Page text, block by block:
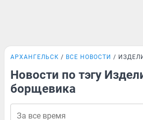
АРХАНГЕЛЬСК ВСЕ НОВОСТИ
Новости по тэгу
борщевика